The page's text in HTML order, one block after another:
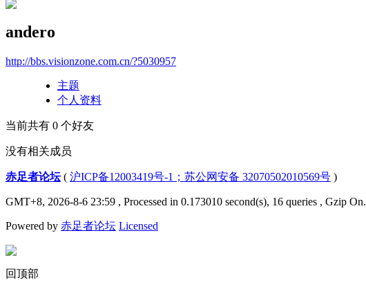
andero
http://bbs.visionzone.com.cn/?5030957
主题
个人资料
当前共有 0 个好友
没有相关成员
赤足者论坛( 沪ICP备12003419号-1；苏公网安备 32070502010569号 )
GMT+8, 2026-8-6 23:59 , Processed in 0.173010 second(s), 16 queries , Gzip On.
Powered by 赤足者论坛 Licensed
回顶部